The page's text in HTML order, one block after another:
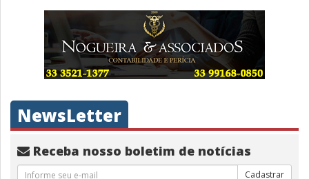
NewsLetter
Receba nosso boletim de notícias
Cadastrar